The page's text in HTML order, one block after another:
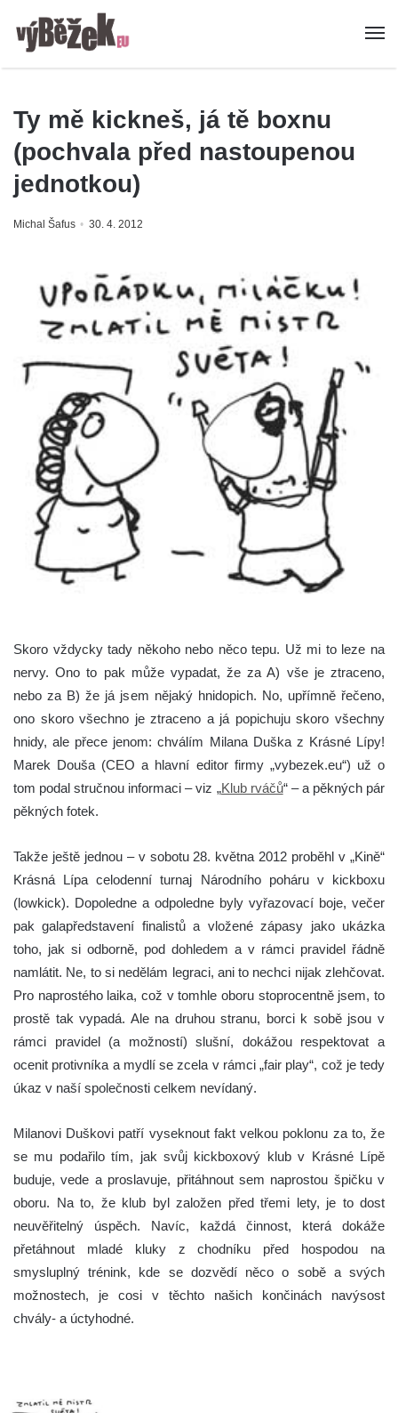
Ty mě kickneš, já tě boxnu
(pochvala před nastoupenou
jednotkou)
Michal Šafus 30. 4. 2012
Skoro vždycky tady někoho nebo něco tepu. Už mi to leze na
nervy. Ono to pak může vypadat, že za A) vše je ztraceno,
nebo za B) že já jsem nějaký hnidopich. No, upřímně řečeno,
ono skoro všechno je ztraceno a já popichuju skoro všechny
hnidy, ale přece jenom: chválím Milana Duška z Krásné Lípy!
Marek Douša (CEO a hlavní editor firmy „vybezek.eu“) už o
tom podal stručnou informaci – viz „Klub rváčů“ – a pěkných pár
pěkných fotek.
Takže ještě jednou – v sobotu 28. května 2012 proběhl v „Kině“
Krásná Lípa celodenní turnaj Národního poháru v kickboxu
(lowkick). Dopoledne a odpoledne byly vyřazovací boje, večer
pak galapředstavení finalistů a vložené zápasy jako ukázka
toho, jak si odborně, pod dohledem a v rámci pravidel řádně
namlátit. Ne, to si nedělám legraci, ani to nechci nijak zlehčovat.
Pro naprostého laika, což v tomhle oboru stoprocentně jsem, to
prostě tak vypadá. Ale na druhou stranu, borci k sobě jsou v
rámci pravidel (a možností) slušní, dokážou respektovat a
ocenit protivníka a mydlí se zcela v rámci „fair play“, což je tedy
úkaz v naší společnosti celkem nevídaný.
Milanovi Duškovi patří vyseknout fakt velkou poklonu za to, že
se mu podařilo tím, jak svůj kickboxový klub v Krásné Lípě
buduje, vede a proslavuje, přitáhnout sem naprostou špičku v
oboru. Na to, že klub byl založen před třemi lety, je to dost
neuvěřitelný úspěch. Navíc, každá činnost, která dokáže
přetáhnout mladé kluky z chodníku před hospodou na
smysluplný trénink, kde se dozvědí něco o sobě a svých
možnostech, je cosi v těchto našich končinách navýsost
chvály- a úctyhodné.